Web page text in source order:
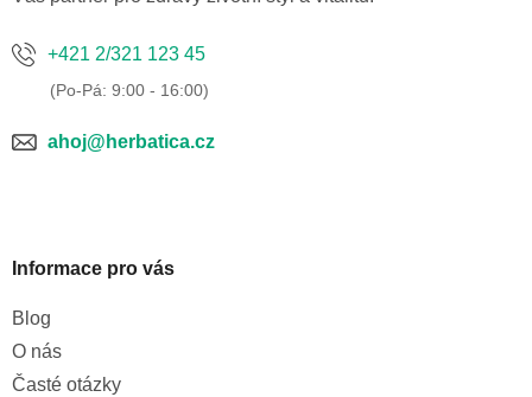
+421 2/321 123 45
ahoj@herbatica.cz
Informace pro vás
Blog
O nás
Časté otázky